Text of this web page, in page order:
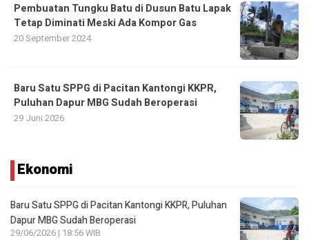
Pembuatan Tungku Batu di Dusun Batu Lapak
Tetap Diminati Meski Ada Kompor Gas
20 September 2024
Baru Satu SPPG di Pacitan Kantongi KKPR,
Puluhan Dapur MBG Sudah Beroperasi
29 Juni 2026
Ekonomi
Baru Satu SPPG di Pacitan Kantongi KKPR, Puluhan
Dapur MBG Sudah Beroperasi
29/06/2026 | 18:56 WIB